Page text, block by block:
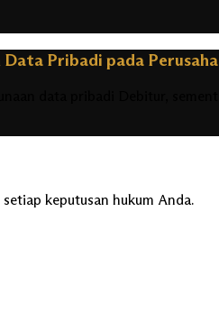
Pribadi pada
data pribadi Debitur,
keputusan hukum Anda.